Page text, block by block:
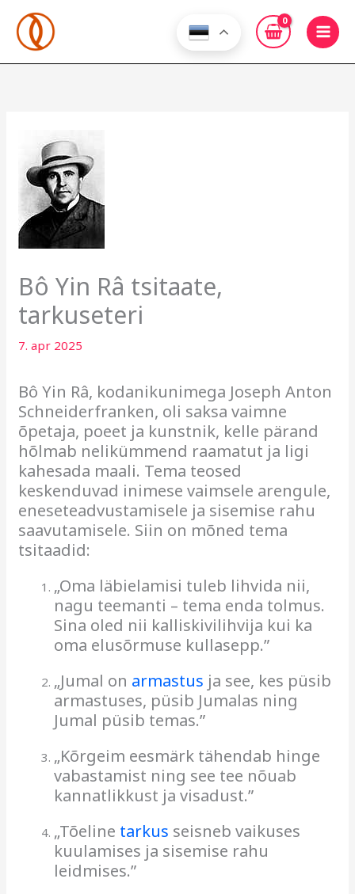
content
Bô Yin Râ tsitaate,
tarkuseteri
7. apr 2025
Bô Yin Râ, kodanikunimega Joseph Anton
Schneiderfranken, oli saksa vaimne
õpetaja, poeet ja kunstnik, kelle pärand
hõlmab nelikümmend raamatut ja ligi
kahesada maali. Tema teosed
keskenduvad inimese vaimsele arengule,
eneseteadvustamisele ja sisemise rahu
saavutamisele. Siin on mõned tema
tsitaadid:
„Oma läbielamisi tuleb lihvida nii,
nagu teemanti – tema enda tolmus.
Sina oled nii kalliskivilihvija kui ka
oma elusõrmuse kullasepp.”
„Jumal on armastus ja see, kes püsib
armastuses, püsib Jumalas ning
Jumal püsib temas.”
„Kõrgeim eesmärk tähendab hinge
vabastamist ning see tee nõuab
kannatlikkust ja visadust.”
„Tõeline tarkus seisneb vaikuses
kuulamises ja sisemise rahu
leidmises.”